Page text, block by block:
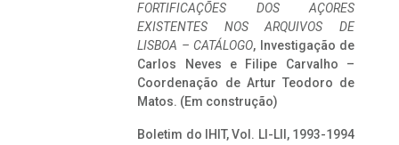
FORTIFICAÇÕES DOS AÇORES
EXISTENTES NOS ARQUIVOS DE
LISBOA – CATÁLOGO, Investigação de
Carlos Neves e Filipe Carvalho –
Coordenação de Artur Teodoro de
Matos. (Em construção)
Boletim do IHIT, Vol. LI-LII, 1993-1994